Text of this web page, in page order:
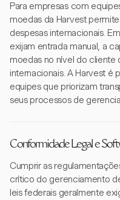
Para empresas com
moedas da Harvest
despesas internacionais.
exijam entrada manual, a
moedas no nível do cliente
internacionais. A Harvest é
equipes que priorizam
seus processos de
Conformidade Legal e
Cumprir as
crítico do gerenciamento
leis federais geralmente